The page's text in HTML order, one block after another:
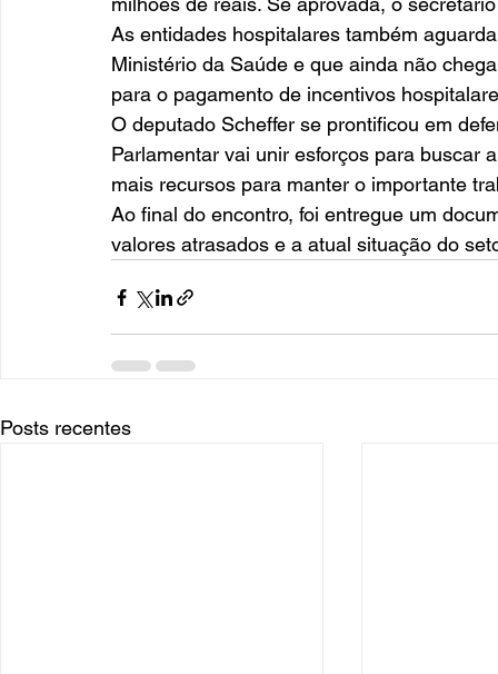
As entidades hospitalares também
Ministério da Saúde e que ainda não
para o pagamento de incentivos
O deputado Scheffer se prontificou em
Parlamentar vai unir esforços para buscar
mais recursos para manter o importante
Ao final do encontro, foi entregue um
valores atrasados e a atual situação do
Posts recentes